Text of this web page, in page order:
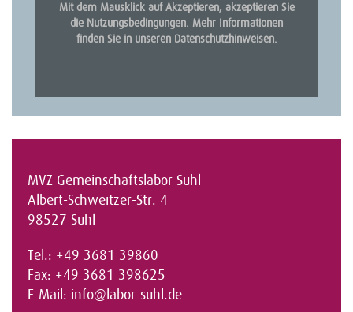
Mit dem Mausklick auf Akzeptieren, akzeptieren Sie
die Nutzungsbedingungen. Mehr Informationen
finden Sie in unseren Datenschutzhinweisen.
MVZ Gemeinschaftslabor Suhl
Albert-Schweitzer-Str. 4
98527 Suhl
Tel.: +49 3681 39860
Fax: +49 3681 398625
E-Mail: info@labor-suhl.de